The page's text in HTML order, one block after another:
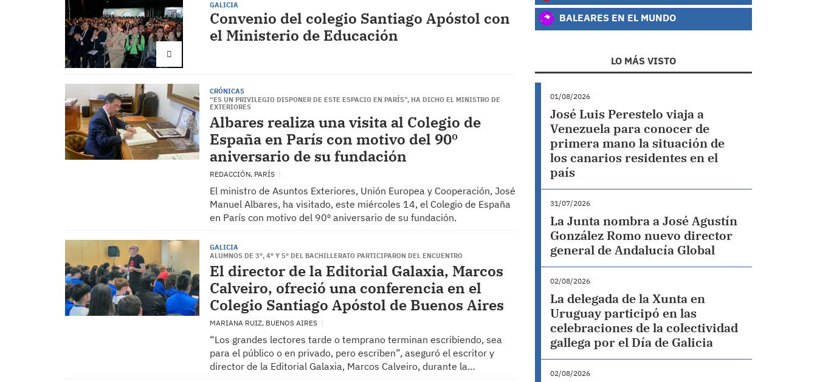
GALICIA
Convenio del colegio Santiago Apóstol con
el Ministerio de Educación
CRÓNICAS
“ES UN PRIVILEGIO DISPONER DE ESTE ESPACIO EN PARÍS”, HA DICHO EL MINISTRO DE
EXTERIORES
Albares realiza una visita al Colegio de
España en París con motivo del 90º
aniversario de su fundación
REDACCIÓN, PARÍS
El ministro de Asuntos Exteriores, Unión Europea y Cooperación, José
Manuel Albares, ha visitado, este miércoles 14, el Colegio de España
en París con motivo del 90º aniversario de su fundación.
GALICIA
ALUMNOS DE 3°, 4° Y 5° DEL BACHILLERATO PARTICIPARON DEL ENCUENTRO
El director de la Editorial Galaxia, Marcos
Calveiro, ofreció una conferencia en el
Colegio Santiago Apóstol de Buenos Aires
MARIANA RUIZ, BUENOS AIRES
“Los grandes lectores tarde o temprano terminan escribiendo, sea
para el público o en privado, pero escriben”, aseguró el escritor y
director de la Editorial Galaxia, Marcos Calveiro, durante la…
BALEARES EN EL MUNDO
LO MÁS VISTO
01/08/2026
José Luis Perestelo viaja a
Venezuela para conocer de
primera mano la situación de
los canarios residentes en el
país
31/07/2026
La Junta nombra a José Agustín
González Romo nuevo director
general de Andalucía Global
02/08/2026
La delegada de la Xunta en
Uruguay participó en las
celebraciones de la colectividad
gallega por el Día de Galicia
02/08/2026